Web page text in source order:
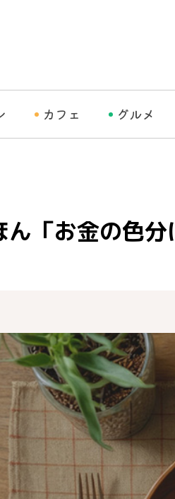
カフェ グルメ
「お金の色分